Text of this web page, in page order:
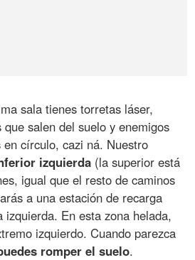
sala tienes torretas láser,
salen del suelo y enemigos
círculo, cazi ná. Nuestro
izquierda (la superior está
igual que el resto de caminos
a una estación de recarga
izquierda. En esta zona helada,
izquierdo. Cuando parezca
romper el suelo.